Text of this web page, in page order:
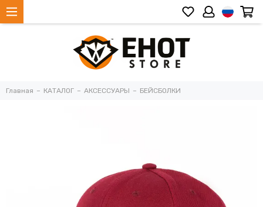
Главная КАТАЛОГ АКСЕССУАРЫ БЕЙСБОЛКИ